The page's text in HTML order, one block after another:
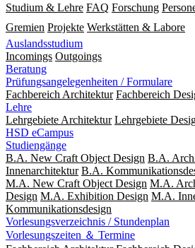
Studium & Lehre FAQ Forschung
Gremien Projekte Werkstätten & Labore
Auslandsstudium
Incomings Outgoings
Beratung
Prüfungsangelegenheiten / Formulare
Fachbereich Architektur Fachbereich
Lehre
Lehrgebiete Architektur Lehrgebiete
HSD eCampus
Studiengänge
B.A. New Craft Object Design B.A.
Innenarchitektur B.A.
M.A. New Craft Object Design M.A.
Design M.A. Exhibition Design M.A.
Kommunikationsdesign
Vorlesungsverzeichnis / Stundenplan
Vorlesungszeiten ＆ Termine